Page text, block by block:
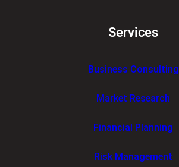
Services
Business Consulting
Market Research
Financial Planning
Risk Management